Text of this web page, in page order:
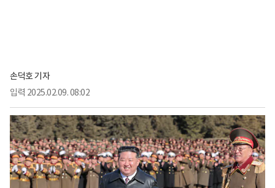
손덕호 기자
입력 2025.02.09. 08:02